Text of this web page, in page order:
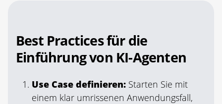
Best Practices für die
Einführung von KI-Agenten
Use Case definieren: Starten Sie mit
einem klar umrissenen Anwendungsfall,